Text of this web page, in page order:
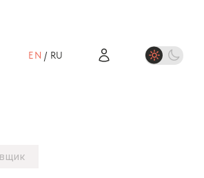
EN / RU